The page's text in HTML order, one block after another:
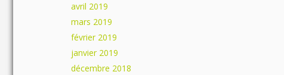
avril 2019
mars 2019
février 2019
janvier 2019
décembre 2018